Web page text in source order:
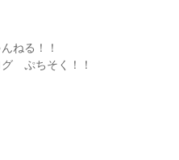
ねる！！
ぷちそく！！